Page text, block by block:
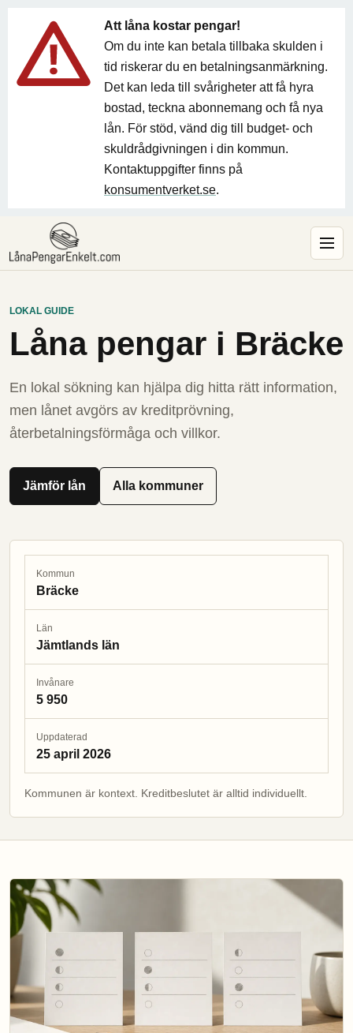
Att låna kostar pengar!
Om du inte kan betala tillbaka skulden i
tid riskerar du en betalningsanmärkning.
Det kan leda till svårigheter att få hyra
bostad, teckna abonnemang och få nya
lån. För stöd, vänd dig till budget- och
skuldrådgivningen i din kommun.
Kontaktuppgifter finns på
konsumentverket.se.
LOKAL GUIDE
Låna pengar i Bräcke
En lokal sökning kan hjälpa dig hitta rätt information,
men lånet avgörs av kreditprövning,
återbetalningsförmåga och villkor.
Jämför lån Alla kommuner
Kommun
Bräcke
Län
Jämtlands län
Invånare
5 950
Uppdaterad
25 april 2026
Kommunen är kontext. Kreditbeslutet är alltid individuellt.